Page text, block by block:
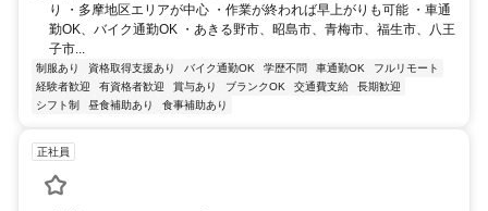
り ・多摩地区エリアが中心 ・作業が終われば早上がりも可能 ・車通
勤OK、バイク通勤OK ・あきる野市、昭島市、青梅市、福生市、八王
子市...
制服あり 資格取得支援あり バイク通勤OK 学歴不問 車通勤OK
フルリモート
経験者歓迎
有資格者歓迎 賞与あり ブランクOK 交通費支給
長期歓迎
シフト制
昼食補助あり 食事補助あり
正社員